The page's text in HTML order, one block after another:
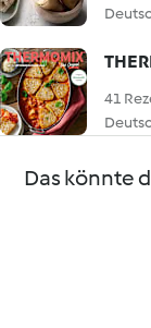
41
Das könnte